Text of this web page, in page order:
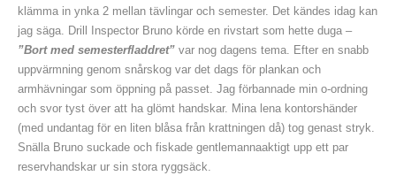
klämma in ynka 2 mellan tävlingar och semester. Det kändes idag kan
jag säga. Drill Inspector Bruno körde en rivstart som hette duga –
”Bort med semesterfladdret”var nog dagens tema. Efter en snabb
uppvärmning genom snårskog var det dags för plankan och
armhävningar som öppning på passet. Jag förbannade min o-ordning
och svor tyst över att ha glömt handskar. Mina lena kontorshänder
(med undantag för en liten blåsa från krattningen då) tog genast stryk.
Snälla Bruno suckade och fiskade gentlemannaaktigt upp ett par
reservhandskar ur sin stora ryggsäck.